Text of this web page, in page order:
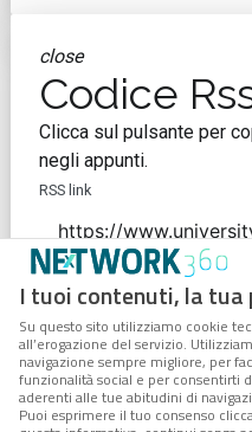
I tuoi contenuti, la tua
Su questo sito utilizziamo cookie
all’erogazione del servizio.
navigazione sempre migliore, per
funzionalità social e per consentirti
aderenti alle tue abitudini di
Puoi esprimere il tuo consenso
close
Codice
Clicca sul pulsante per
negli appunti.
RSS link